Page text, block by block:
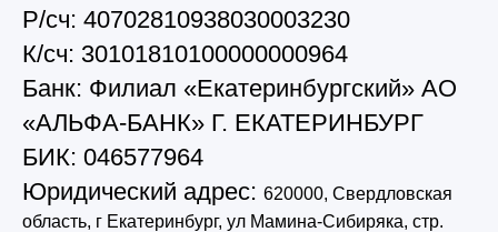
Р/сч: 40702810938030003230
К/сч: 30101810100000000964
Банк: Филиал «Екатеринбургский» АО
«АЛЬФА-БАНК» Г. ЕКАТЕРИНБУРГ
БИК: 046577964
Юридический адрес: 620000, Свердловская
область, г Екатеринбург, ул Мамина-Сибиряка, стр.